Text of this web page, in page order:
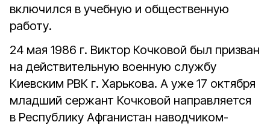
включился в учебную и общественную
работу.
24 мая 1986 г. Виктор Кочковой был призван
на действительную военную службу
Киевским РВК г. Харькова. А уже 17 октября
младший сержант Кочковой направляется
в Республику Афганистан наводчиком-